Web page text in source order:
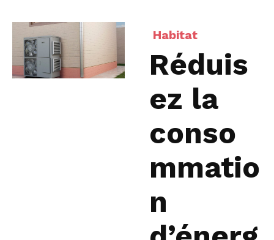
Habitat
Réduis
ez la
conso
mmatio
n